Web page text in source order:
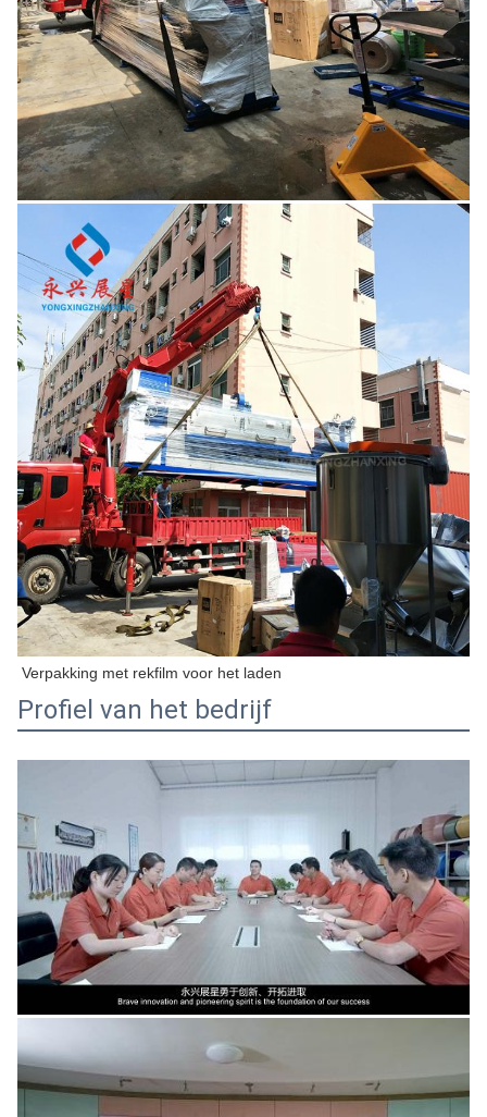
Verpakking met rekfilm voor het laden
Profiel van het bedrijf